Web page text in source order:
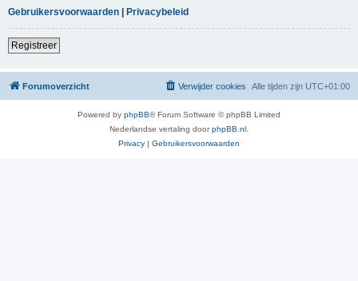
Gebruikersvoorwaarden
Privacybeleid
Registreer
Forumoverzicht Alle tijden zijn UTC+01:00
Verwijder cookies
Powered by phpBB® Forum Software © phpBB Limited
Nederlandse vertaling doorphpBB.nl.
Privacy | Gebruikersvoorwaarden